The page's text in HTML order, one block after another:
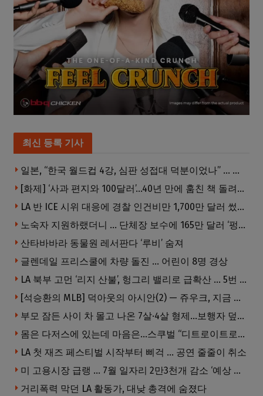
최신 등록 기사
일본, “한국 월드컵 4강, 심판 성접대 덕분이었나” … 의혹눈덩이
[화제] ‘사과 편지와 100달러’…40년 만에 훔친 책 돌려준 절도범
LA 반 ICE 시위 대응에 경찰 인건비만 1,700만 달러 썼다.
노숙자 지원하랬더니 … 단체장 보수에 165만 달러 ‘펑펑’
산타바바라 동물원 레서판다 ‘루비’ 숨져
글렌데일 프리스쿨에 차량 돌진 … 어린이 8명 경상
LA 북부 고먼 ‘리지 산불’, 헝그리 밸리로 급확산 … 5번 Fwy 양방향 전면 폐쇄
[석승환의 MLB] 덕아웃의 아시안(2) — 쥬우크, 지금 괜찮아요?
부모 잠든 사이 차 몰고 나온 7살·4살 형제…보행자 덮쳐 중태
몸은 다저스에 있는데 마음은…스쿠벌 “디트로이트로 돌아가고파”
LA 첫 재즈 페스티벌 시작부터 삐걱 … 공연 줄줄이 취소
미 고용시장 급랭 … 7월 일자리 2만3천개 감소 ‘예상 밖 쇼크’
거리폭력 막던 LA 활동가, 대낮 총격에 숨졌다